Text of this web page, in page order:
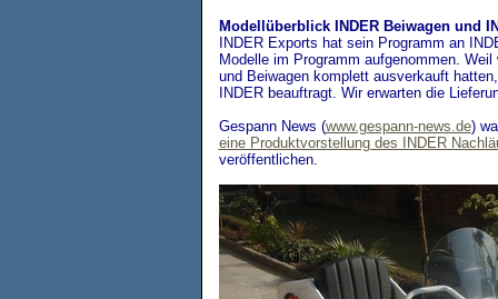
Modellüberblick INDER Beiwagen und
INDER Exports hat sein Programm an
Modelle im Programm aufgenommen.
und Beiwagen komplett ausverkauft
INDER beauftragt. Wir erwarten die
Gespann News (www.gespann-news.de)
eine Produktvorstellung des INDER
veröffentlichen.